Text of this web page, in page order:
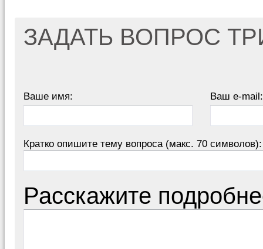
ЗАДАТЬ ВОПРОС
Ваше имя: Ваш e-mail:
Кратко опишите тему вопроса (макс. 70 символов):
Расскажите